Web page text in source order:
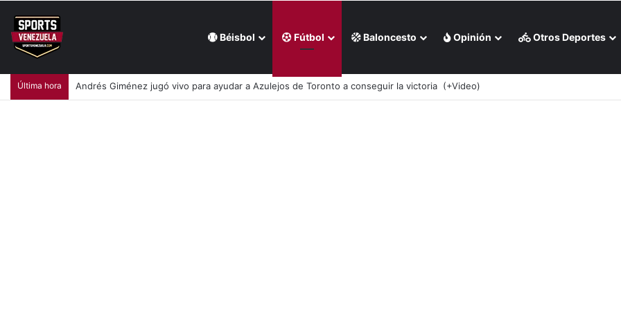
Béisbol Fútbol Baloncesto Opinión Otros Deportes
Última hora William Contreras comandó victoria de Cerveceros de Milwaukee en casa (+Video)